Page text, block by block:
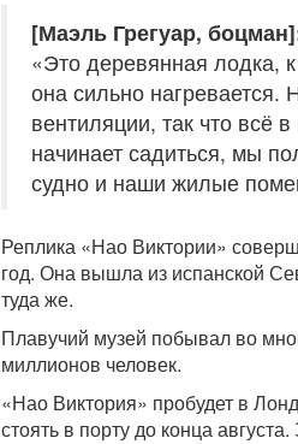
[Маэль Грегуар,
«Это деревянная лодка,
она сильно нагревается.
вентиляции, так что всё
начинает садиться, мы
судно и наши жилые
Реплика «Нао Виктории»
год. Она вышла из испанской
туда же.
Плавучий музей побывал во
миллионов человек.
«Нао Виктория» пробудет в
стоять в порту до конца